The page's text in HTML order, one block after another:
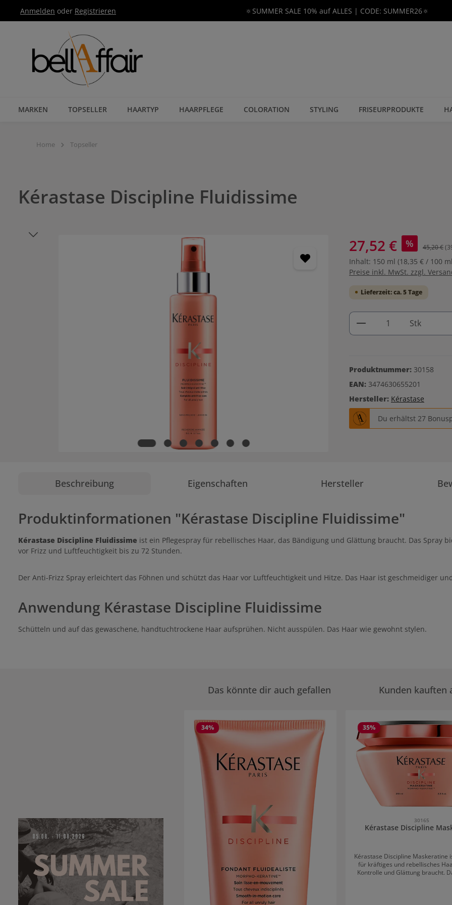
Hauptnavigation springen
Anmelden oder Registrieren 🔅SUMMER SALE 10% auf ALLES | CODE: SUMMER26🔅
MARKEN TOPSELLER HAARTYP HAARPFLEGE COLORATION STYLING FRISEURPRODUKTE
Home Topseller
Kérastase Discipline Fluidissime
Bildergalerie überspringen 27,52 € % 45,20 €
Inhalt: 150 ml (18,35 € / 100
Preise inkl. MwSt. zzgl.
Lieferzeit: ca. 5 Tage
Produkt Anzahl:
Stk
Produktnummer: 30158
EAN: 3474630655201
Hersteller: Kérastase
Du erhältst 27
Beschreibung Eigenschaften Hersteller
Produktinformationen "Kérastase Discipline Fluidissime"
Kérastase Discipline Fluidissime ist ein Pflegespray für rebellisches Haar, das Bändigung und Glättung braucht. Das Spray
vor Frizz und Luftfeuchtigkeit bis zu 72 Stunden.
Der Anti-Frizz Spray erleichtert das Föhnen und schützt das Haar vor Luftfeuchtigkeit und Hitze. Das Haar ist geschmeidiger
Anwendung Kérastase Discipline Fluidissime
Schütteln und auf das gewaschene, handtuchtrockene Haar aufsprühen. Nicht ausspülen. Das Haar wie gewohnt stylen.
Das könnte dir auch gefallen Kunden kauften
34% 35%
30165
Kérastase Discipline
Kérastase Discipline Maskeratine
für kräftiges und rebellisches
Kontrolle und Glättung braucht.